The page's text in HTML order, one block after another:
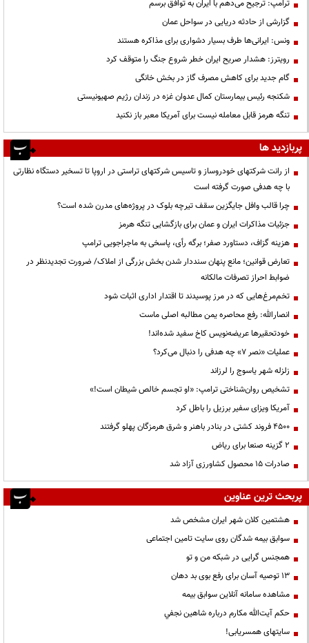
ترامپ: ترجیح می‌دهم با ایران به توافق برسم
گزارشی از حادثه دریایی در سواحل عمان
ونس: ایرانی‌ها طرف بسیار دشواری برای مذاکره هستند
رویترز: هشدار صریح ایران خطر شروع جنگ را متوقف کرد
گام جدید برای کاهش مصرف گاز در بخش خانگی
شکنجه رئیس بیمارستان کمال عدوان غزه در زندان رژیم صهیونیستی
تنگه هرمز قابل معامله نیست برای آمریکا معبر باز نکنید
پربازدید ها
از رانت‌ شرکتهای خودروساز و تاسیس شرکتهای تراستی در اروپا تا تسخیر دستگاه نظارتی
با چه هدفی صورت گرفته است
چرا قالب وافل جایگزین سقف تیرچه بلوک در پروژه‌های مدرن شده است؟
جزئیات مذاکرات ایران و عمان برای بازگشایی تنگه هرمز
هزینه گزاف، دستاورد صفر؛ برگه رأی، پاسخی به ماجراجویی ترامپ
تعارض قوانین؛ مانع پنهان سنددار شدن بخش بزرگی از املاک/ ضرورت تجدیدنظر در
ضوابط احراز تصرفات مالکانه
تخم‌مرغ‌هایی که در مرز پوسیدند تا اقتدار اداری اثبات شود
انصارالله: رفع محاصره یمن مطالبه اصلی ماست
خودتحقیرها عریضه‌نویس کاخ سفید شده‌اند!
عملیات «نصر ۷» چه هدفی را دنبال می‌کرد؟
زلزله شهر یاسوج را لرزاند
تشخیص روان‌شناختی ترامپ: «او تجسم خالص شیطان است!»
آمریکا ویزای سفیر برزیل را باطل کرد
۴۵۰۰ فروند کشتی در بنادر باهنر و شرق هرمزگان پهلو گرفتند
۲ گزینه صنعا برای ریاض
صادرات ۱۵ محصول کشاورزی آزاد شد
پربحث ترین عناوین
هشتمین کلان شهر ایران مشخص شد
سوابق بیمه شدگان روی سایت تامین اجتماعی
همجنس گرایی در شبکه من و تو
13 توصیه آسان برای رفع بوی بد دهان
مشاهده سامانه آنلاين سوابق بیمه
حكم آيت‌الله مكارم درباره شاهين نجفي
سایتهای همسریابی!